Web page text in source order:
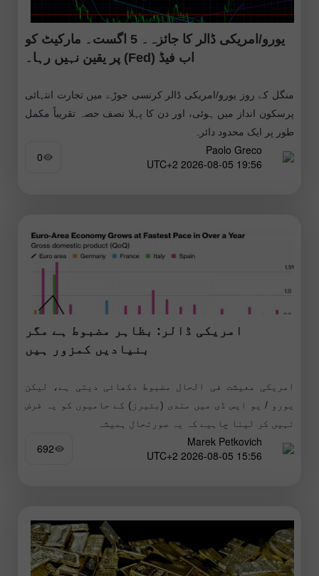
یورو/امریکی ڈالر کا جائزہ۔ 5 اگست۔ مارکیٹ کو
اب فیڈ (Fed) پر یقین نہیں رہا۔
منگل کے روز یورو/امریکی ڈالر کرنسی جوڑے میں تجارت انتہائی
پرسکون انداز میں ہوئی، اور دن کا پہلا نصف حصہ تقریباً مکمل
طور پر ایک محدود دائرہ
Paolo Greco
19:56 2026-08-05 UTC+2
0
امریکی ڈالر: بظاہر مضبوط ہے مگر
بنیادیں کمزور ہیں
امریکی معیشت فی الحال مضبوط دکھائی دیتی ہے، لیکن
یورو / یو ایس ڈی میں مندی (بئیرز) کے حامیوں کو یہ فرض
نہیں کر لینا چاہیے کہ یہ صورتحال ہمیشہ
Marek Petkovich
15:56 2026-08-05 UTC+2
692